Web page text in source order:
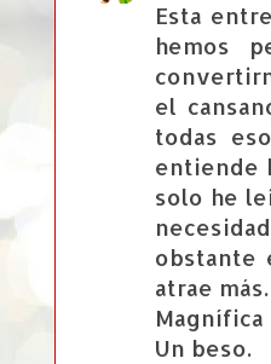
Esta
hemos
el
todas
entiende
solo he
obstante
atrae más.
Un beso.